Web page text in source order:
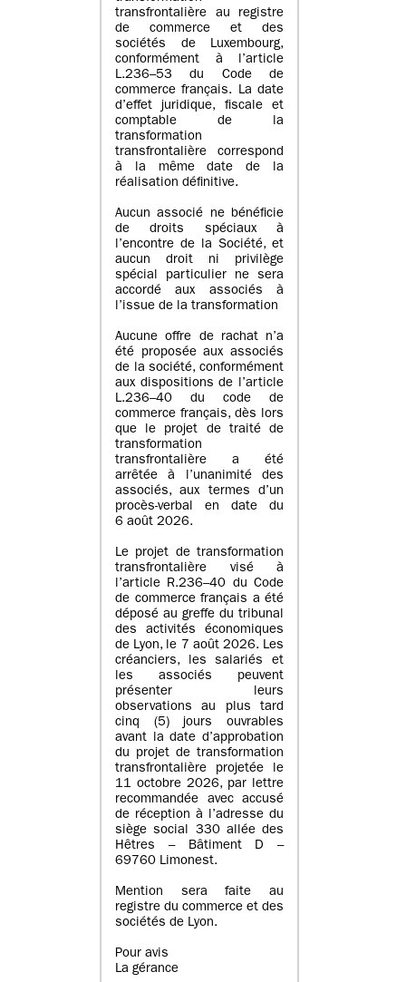
transfrontalière au registre
de commerce et des
sociétés de Luxembourg,
conformément à l’article
L.236–53 du Code de
commerce français. La date
d’effet juridique, fiscale et
comptable de la
transformation
transfrontalière correspond
à la même date de la
réalisation définitive.
Aucun associé ne bénéficie
de droits spéciaux à
l’encontre de la Société, et
aucun droit ni privilège
spécial particulier ne sera
accordé aux associés à
l’issue de la transformation
Aucune offre de rachat n’a
été proposée aux associés
de la société, conformément
aux dispositions de l’article
L.236–40 du code de
commerce français, dès lors
que le projet de traité de
transformation
transfrontalière a été
arrêtée à l’unanimité des
associés, aux termes d’un
procès-verbal en date du
6 août 2026.
Le projet de transformation
transfrontalière visé à
l’article R.236–40 du Code
de commerce français a été
déposé au greffe du tribunal
des activités économiques
de Lyon, le 7 août 2026. Les
créanciers, les salariés et
les associés peuvent
présenter leurs
observations au plus tard
cinq (5) jours ouvrables
avant la date d’approbation
du projet de transformation
transfrontalière projetée le
11 octobre 2026, par lettre
recommandée avec accusé
de réception à l’adresse du
siège social 330 allée des
Hêtres – Bâtiment D –
69760 Limonest.
Mention sera faite au
registre du commerce et des
sociétés de Lyon.
Pour avis
La gérance